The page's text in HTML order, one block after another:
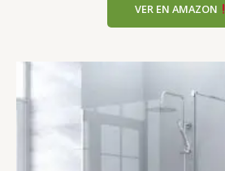
VER EN AMAZON